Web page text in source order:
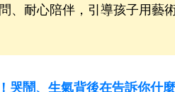
、耐心陪伴，引導孩子用藝
鬧、生氣背後在告訴你什